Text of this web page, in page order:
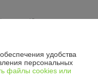
Юлия
удобства
персональных
файлы cookies или